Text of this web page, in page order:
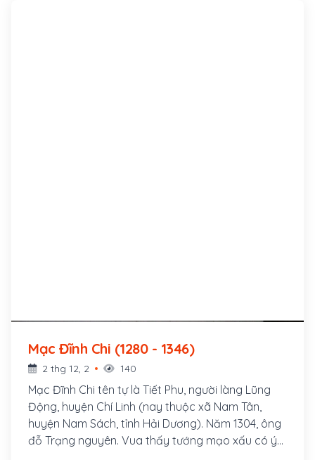
Mạc Đĩnh Chi (1280 - 1346)
2 thg 12, 2 140
Mạc Đĩnh Chi tên tự là Tiết Phu, người làng Lũng
Động, huyện Chí Linh (nay thuộc xã Nam Tân,
huyện Nam Sách, tỉnh Hải Dương). Năm 1304, ông
đỗ Trạng nguyên. Vua thấy tướng mạo xấu có ý